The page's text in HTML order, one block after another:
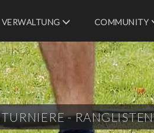
VERWALTUNG COMMUNITY
- RANGLISTEN